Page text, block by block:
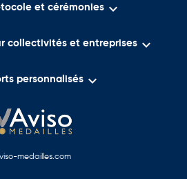
et cérémonies 
collectivités et entreprises 
personnalisés 
medailles.com